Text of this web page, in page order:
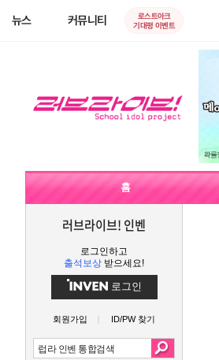
뉴스 커뮤니티
로스트아크
기대평 이벤트
홈
러브라이브! 인벤
로그인하고
출석보상 받으세요!
로그인
회원가입 ID/PW 찾기